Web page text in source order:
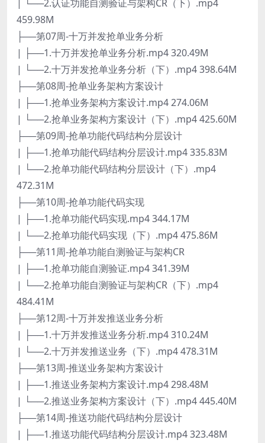
| └──2.认证功能自测验证与架构CR（下）.mp4
459.98M
├──第07周-十万并发抢单业务分析
| ├──1.十万并发抢单业务分析.mp4 320.49M
| └──2.十万并发抢单业务分析（下）.mp4 398.64M
├──第08周-抢单业务架构方案设计
| ├──1.抢单业务架构方案设计.mp4 274.06M
| └──2.抢单业务架构方案设计（下）.mp4 425.60M
├──第09周-抢单功能代码结构分层设计
| ├──1.抢单功能代码结构分层设计.mp4 335.83M
| └──2.抢单功能代码结构分层设计（下）.mp4
472.31M
├──第10周-抢单功能代码实现
| ├──1.抢单功能代码实现.mp4 344.17M
| └──2.抢单功能代码实现（下）.mp4 475.86M
├──第11周-抢单功能自测验证与架构CR
| ├──1.抢单功能自测验证.mp4 341.39M
| └──2.抢单功能自测验证与架构CR（下）.mp4
484.41M
├──第12周-十万并发推送业务分析
| ├──1.十万并发推送业务分析.mp4 310.24M
| └──2.十万并发推送业务（下）.mp4 478.31M
├──第13周-推送业务架构方案设计
| ├──1.推送业务架构方案设计.mp4 298.48M
| └──2.推送业务架构方案设计（下）.mp4 445.40M
├──第14周-推送功能代码结构分层设计
| ├──1.推送功能代码结构分层设计.mp4 323.48M